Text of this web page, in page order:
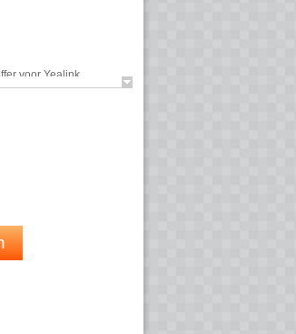
voor Yealink
bescherming en
Dankzij
naar verschillende